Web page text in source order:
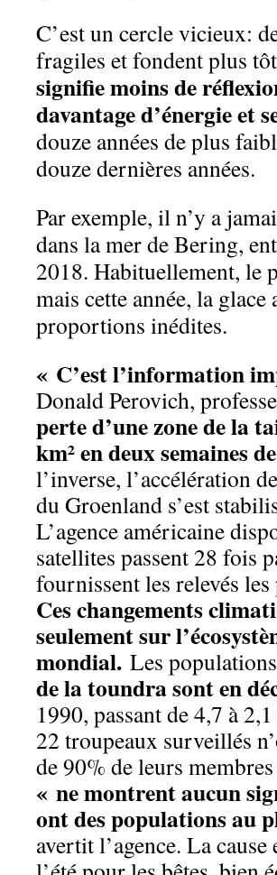
C’est un cercle vicieux:
fragiles et fondent plus
signifie moins de
davantage d’énergie et
douze années de plus
douze dernières années.
Par exemple, il n’y a
dans la mer de Bering,
2018. Habituellement, le
mais cette année, la
proportions inédites.
« C’est l’information
Donald Perovich,
perte d’une zone de la
km² en deux semaines
l’inverse, l’accélération
du Groenland s’est
L’agence américaine
satellites passent 28 fois
fournissent les relevés
Ces changements
seulement sur
mondial. Les
de la toundra sont en
1990, passant de 4,7 à
22 troupeaux surveillés
de 90% de leurs
« ne montrent aucun
ont des populations au
avertit l’agence. La